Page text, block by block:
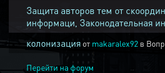
Защита авторов тем от
информаци, Законодательная
колонизация от makaralex92 в
Перейти на форум